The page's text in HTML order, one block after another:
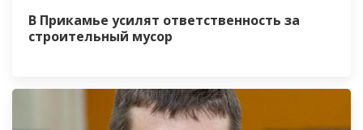
В Прикамье усилят ответственность за
строительный мусор